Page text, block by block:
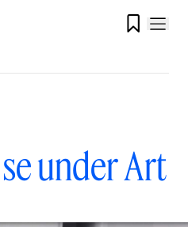

under Art